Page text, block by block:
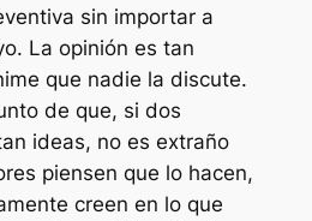
sin importar a
La opinión es tan
que nadie la discute.
de que, si dos
ideas, no es extraño
piensen que lo hacen,
creen en lo que